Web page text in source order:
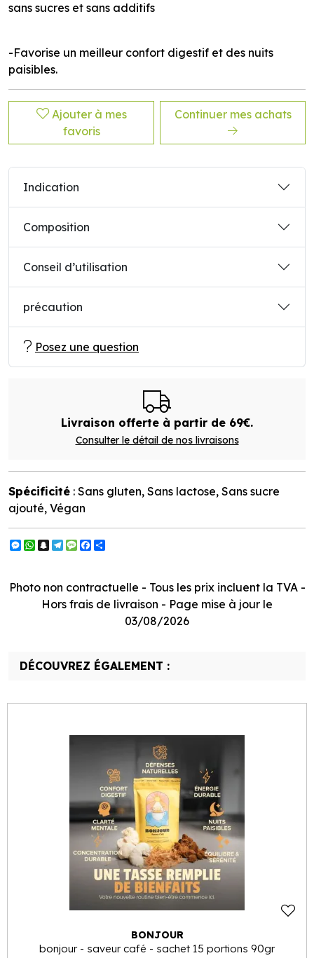
sans sucres et sans additifs
-Favorise un meilleur confort digestif et des nuits
paisibles.
Ajouter à mes
favoris
Continuer mes achats
Indication
Composition
Conseil d’utilisation
précaution
Posez une question
Livraison offerte à partir de 69€.
Consulter le détail de nos livraisons
Spécificité : Sans gluten, Sans lactose, Sans sucre
ajouté, Végan
Messenger
WhatsApp
Snapchat
Telegram
Message
Facebook
Photo non contractuelle - Tous les prix incluent la TVA -
Hors frais de livraison - Page mise à jour le
03/08/2026
DÉCOUVREZ ÉGALEMENT :
BONJOUR
bonjour - saveur café - sachet 15 portions 90gr